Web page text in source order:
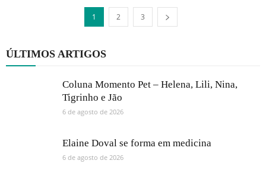
1 2 3
ÚLTIMOS ARTIGOS
Coluna Momento Pet – Helena, Lili, Nina,
Tigrinho e Jão
6 de agosto de 2026
Elaine Doval se forma em medicina
6 de agosto de 2026